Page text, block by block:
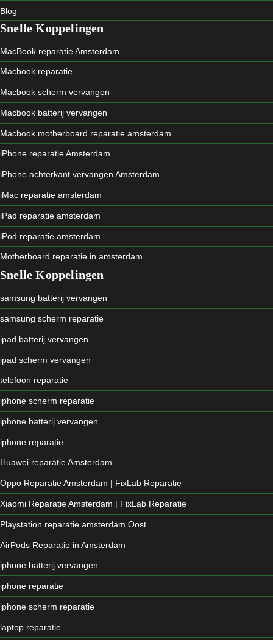
Blog
Snelle Koppelingen
MacBook reparatie Amsterdam
Macbook reparatie
Macbook scherm vervangen
Macbook batterij vervangen
Macbook motherboard reparatie amsterdam
iPhone reparatie Amsterdam
iPhone achterkant vervangen Amsterdam
iMac reparatie amsterdam
iPad reparatie amsterdam
iPod reparatie amsterdam
Motherboard reparatie in amsterdam
Snelle Koppelingen
samsung batterij vervangen
samsung scherm reparatie
ipad batterij vervangen
ipad scherm vervangen
telefoon reparatie
iphone scherm reparatie
iphone batterij vervangen
iphone reparatie
Huawei reparatie Amsterdam
Oppo Reparatie Amsterdam | FixLab Reparatie
Xiaomi Reparatie Amsterdam | FixLab Reparatie
Playstation reparatie amsterdam Oost
AirPods Reparatie in Amsterdam
iphone batterij vervangen
iphone reparatie
iphone scherm reparatie
laptop reparatie